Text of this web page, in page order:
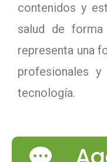
contenidos y
salud de
representa una
profesionales
tecnología.